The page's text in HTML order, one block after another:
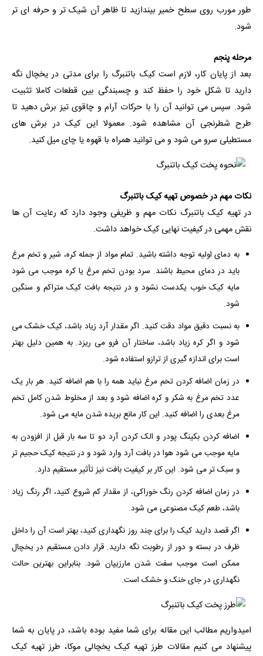
طور مورب روی سطح خمیر بیندازید تا ظاهر آن شیک تر و حرفه ای تر
شود.
مرحله پنجم
بعد از پایان کار، لازم است کیک باتنبرگ را برای مدتی در یخچال نگه
دارید تا شکل خود را حفظ کند و چسبندگی بین قطعات کاملا تثبیت
شود. سپس می توانید آن را با حرکات آرام و چاقوی تیز برش دهید تا
طرح شطرنجی آن مشاهده شود. معمولا این کیک در برش های
مستطیلی سرو می شود و می توانید همراه با قهوه یا چای میل کنید.
نکات مهم در خصوص تهیه کیک باتنبرگ
در تهیه کیک باتنبرگ نکات مهم و ظریفی وجود دارد که رعایت آن ها
نقش مهمی در کیفیت نهایی کیک خواهد داشت.
به دمای اولیه توجه داشته باشید. تمام مواد از جمله کره، شیر و تخم مرغ
باید در دمای محیط باشند. سرد بودن تخم مرغ یا کره موجب می شود
مایه کیک خوب یکدست نشود و در نتیجه بافت کیک متراکم و سنگین
شود.
به نسبت دقیق مواد دقت کنید. اگر مقدار آرد زیاد باشد، کیک خشک می
شود و اگر کره زیاد باشد، ساختار آن فرو می ریزد. به همین دلیل بهتر
است برای اندازه گیری از ترازو استفاده شود.
در زمان اضافه کردن تخم مرغ نباید همه را با هم اضافه کنید. هر بار یک
عدد تخم مرغ به شکر و کره اضافه شود و بعد از مخلوط شدن کامل تخم
مرغ بعدی را اضافه کنید. این کار مانع بریده شدن مایه می شود.
اضافه کردن بکینگ پودر و الک کردن آرد دو تا سه بار قبل از افزودن به
مایه موجب می شود هوا در بافت آرد وارد شود و در نتیجه کیک حجیم تر
و سبک تر می شود. این کار بر کیفیت بافت نیز تأثیر مستقیم دارد.
در زمان اضافه کردن رنگ خوراکی، از مقدار کم شروع کنید، اگر رنگ زیاد
باشد، طعم کیک مصنوعی می شود.
اگر قصد دارید کیک را برای چند روز نگهداری کنید، بهتر است آن را داخل
ظرف در بسته و دور از رطوبت نگه دارید. قرار دادن مستقیم در یخچال
ممکن است موجب سفت شدن مارزیپان شود. بنابراین بهترین حالت
نگهداری در جای خنک و خشک است.
امیدواریم مطالب این مقاله برای شما مفید بوده باشد، در پایان به شما
پیشنهاد می کنیم مقالات طرز تهیه کیک یخچالی موکا، طرز تهیه کیک